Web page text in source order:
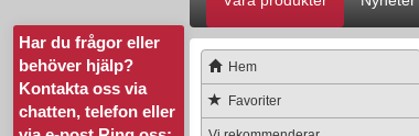
Har du frågor eller
behöver hjälp?
Kontakta oss via
chatten, telefon eller
Hem
Favoriter